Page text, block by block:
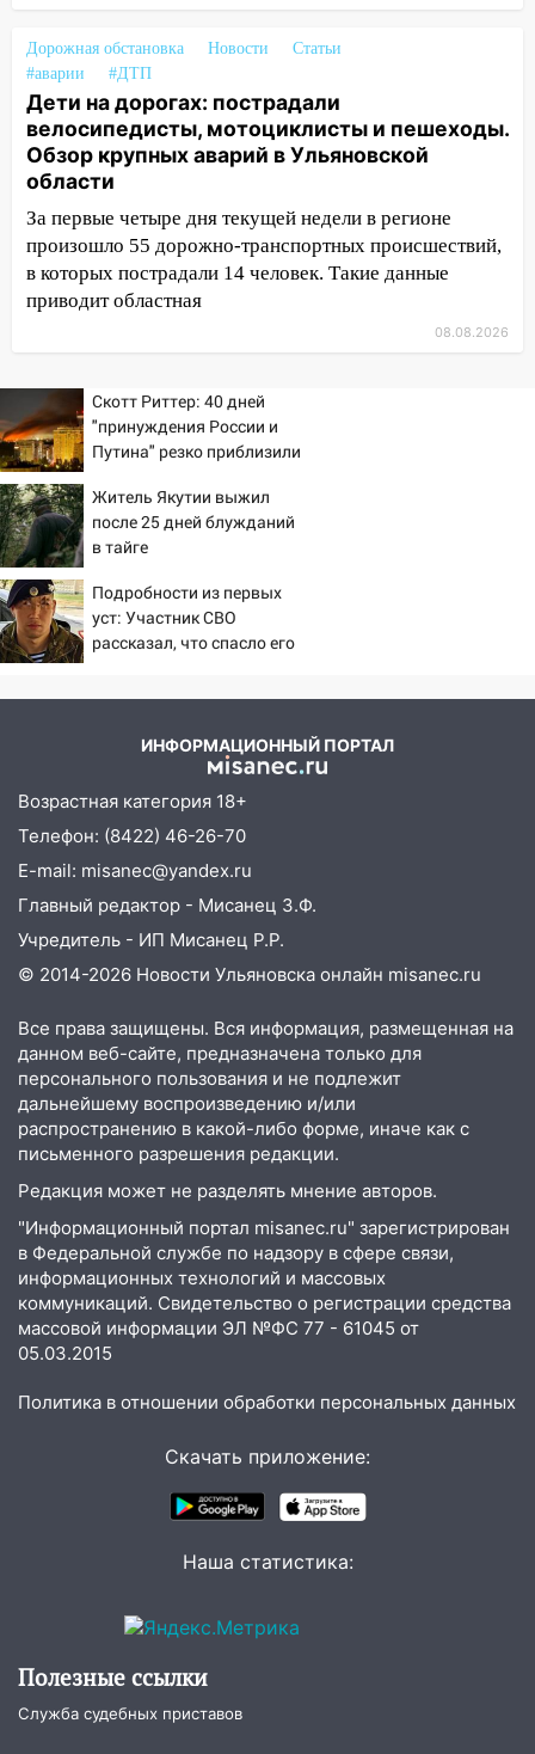
судить за неуплату 48,4 млн рублей
налогов
09:28 Дети на дорогах: пострадали
велосипедисты, мотоциклисты и
пешеходы. Обзор крупных аварий в
08:30 Поджог со свечой, 16 сгоревших
домов и выстрел за водку
07:50
06:45
Императорский мост в
Ульяновске останется закрытым до
утра 10 августа
05:18
Судьба готовит сюрприз: гороскоп
на 8 августа — кому повезет с
деньгами, а кого ждет неожиданная
встреча
04:47
В Ульяновской области объявили
ракетную опасность: звучат сирены
20:40 Ульяновские аграрии смогут
купить тракторы с отсрочкой платежа
до декабря
19:34 В следственном управлении
состоялось торжественное
мероприятие, приуроченное к
празднованию Дня сотрудника органов
следствия Российской Федерации
19:30
Ульяновцев приглашают
поддержать «Симбирскую чебурашку»
18:11 Ульяновская область стала
пилотным регионом проекта
«Культурное долголетие»
17:23 Прогноз погоды в Ульяновской
17:16 В реанимацию Ульяновской
областной больницы поступили шесть
новых аппаратов ИВЛ
16:51 В Чердаклинском районе
ремонтируют дороги, ставят остановки
и проводят новое освещение
16:35
В Ульяновске установили ещё
В Ульяновске бесплатно покажут
В Ульяновском госуниверситете
цифровой ПЦР
15:47 Ульяновцы могут вернуть деньги
за абонементы закрывшегося фитнес-
клуба «Рекорд-Fitness»
Дорожная обстановка Новости
Статьи
#аварии
#ДТП
Дети на дорогах: пострадали
велосипедисты, мотоциклисты и пешеходы.
Обзор крупных аварий в Ульяновской
области
За первые четыре дня текущей недели в регионе
произошло 55 дорожно-транспортных происшествий,
в которых пострадали 14 человек. Такие данные
приводит областная
08.08.2026
Скотт Риттер: 40 дней
"принуждения России и
Путина" резко приблизили
Житель Якутии выжил
после 25 дней блужданий
в тайге
Подробности из первых
уст: Участник СВО
рассказал, что спасло его
ИНФОРМАЦИОННЫЙ ПОРТАЛ
Возрастная категория 18+
Телефон: (8422) 46-26-70
E-mail: misanec@yandex.ru
Главный редактор - Мисанец З.Ф.
Учредитель - ИП Мисанец Р.Р.
© 2014-2026 Новости Ульяновска онлайн misanec.ru
Все права защищены. Вся информация, размещенная на
данном веб-сайте, предназначена только для
персонального пользования и не подлежит
дальнейшему воспроизведению и/или
распространению в какой-либо форме, иначе как с
письменного разрешения редакции.
Редакция может не разделять мнение авторов.
"Информационный портал misanec.ru" зарегистрирован
в Федеральной службе по надзору в сфере связи,
информационных технологий и массовых
коммуникаций. Свидетельство о регистрации средства
массовой информации ЭЛ №ФС 77 - 61045 от
05.03.2015
Политика в отношении обработки персональных данных
Скачать приложение:
Наша статистика:
Полезные ссылки
Служба судебных приставов